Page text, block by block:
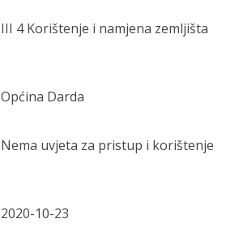
III 4 Korištenje i namjena zemljišta
Općina Darda
Nema uvjeta za pristup i korištenje
2020-10-23